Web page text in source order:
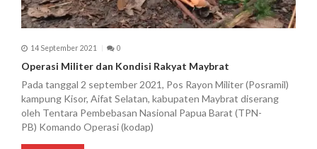
14 September 2021 0
Operasi Militer dan Kondisi Rakyat Maybrat
Pada tanggal 2 september 2021, Pos Rayon Militer (Posramil)
kampung Kisor, Aifat Selatan, kabupaten Maybrat diserang
oleh Tentara Pembebasan Nasional Papua Barat (TPN-
PB) Komando Operasi (kodap)